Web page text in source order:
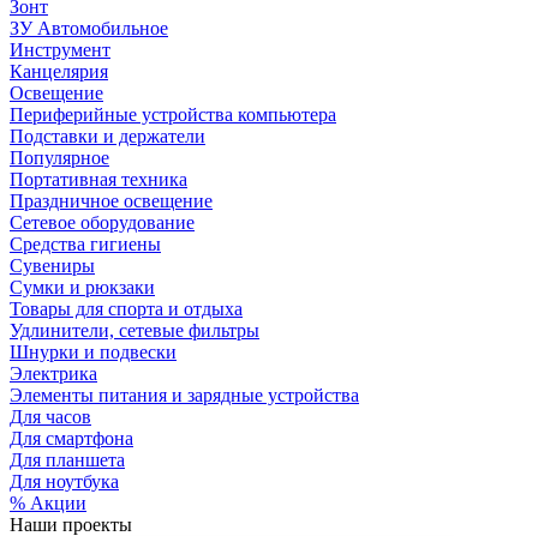
Зонт
ЗУ Автомобильное
Инструмент
Канцелярия
Освещение
Периферийные устройства компьютера
Подставки и держатели
Популярное
Портативная техника
Праздничное освещение
Сетевое оборудование
Средства гигиены
Сувениры
Сумки и рюкзаки
Товары для спорта и отдыха
Удлинители, сетевые фильтры
Шнурки и подвески
Электрика
Элементы питания и зарядные устройства
Для часов
Для смартфона
Для планшета
Для ноутбука
% Акции
Наши проекты